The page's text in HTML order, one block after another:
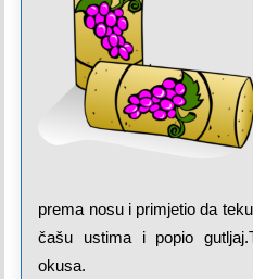
prema nosu i primjetio da
čašu ustima i popio
okusa.